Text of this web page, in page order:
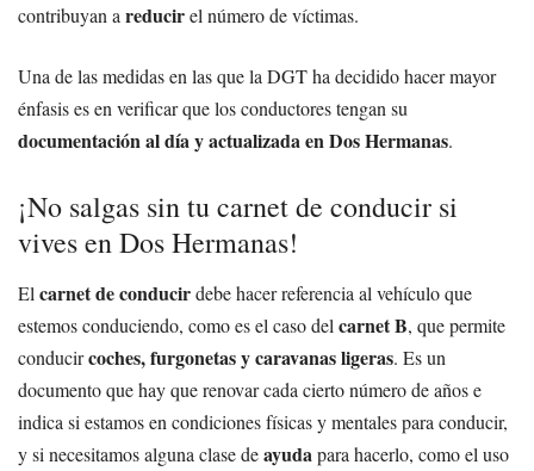
contribuyan a reducirel número de víctimas.
Una de las medidas en las que la DGT ha decidido hacer mayor
énfasis es en verificar que los conductores tengan su
documentación al día y actualizada en Dos Hermanas.
¡No salgas sin tu carnet de conducir si
vives en Dos Hermanas!
El carnet de conducirdebe hacer referencia al vehículo que
estemos conduciendo, como es el caso del carnet B, que permite
conducircoches, furgonetas y caravanas ligeras. Es un
documento que hay que renovar cada cierto número de años e
indica si estamos en condiciones físicas y mentales para conducir,
y si necesitamos alguna clase deayudapara hacerlo, como el uso